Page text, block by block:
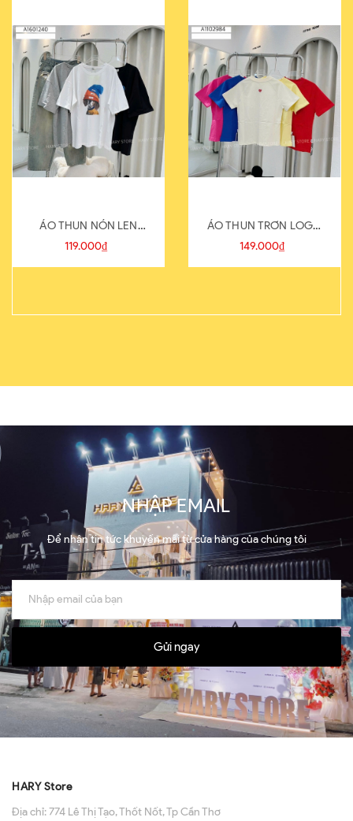
ÁO THUN NÓN LEN
821-1
119.000₫
ÁO THUN TRƠN LOGO
SAU
149.000₫
NHẬP EMAIL
Để nhận tin tức khuyến mãi từ cửa hàng của chúng tôi
Gửi ngay
HARY Store
Địa chỉ:774 Lê Thị Tạo, Thốt Nốt, Tp Cần Thơ